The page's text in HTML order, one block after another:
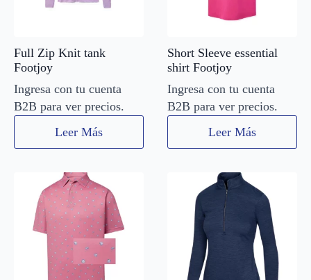
Full Zip Knit tank
Footjoy
Ingresa con tu cuenta
B2B para ver precios.
Leer Más
Short Sleeve essential
shirt Footjoy
Ingresa con tu cuenta
B2B para ver precios.
Leer Más